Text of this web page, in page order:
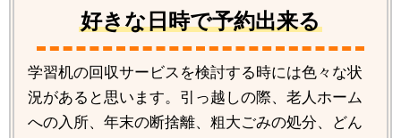
好きな日時で予約出来る
学習机の回収サービスを検討する時には色々な状
況があると思います。引っ越しの際、老人ホーム
への入所、年末の断捨離、粗大ごみの処分、どん